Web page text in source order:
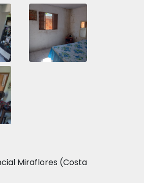
Miraflores (Costa